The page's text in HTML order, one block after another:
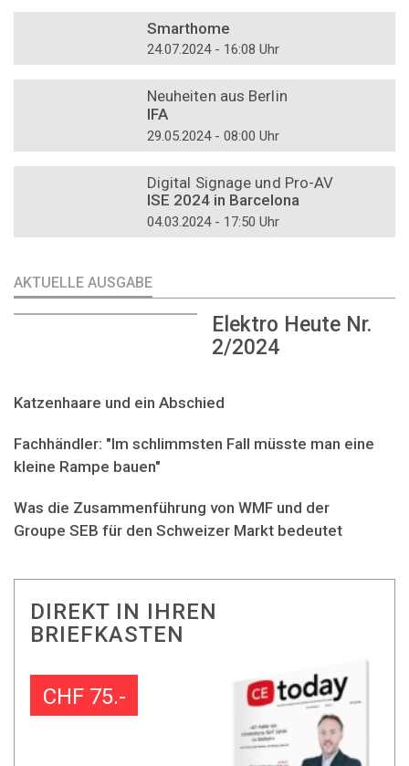
Smarthome
24.07.2024 - 16:08 Uhr
Neuheiten aus Berlin
IFA
29.05.2024 - 08:00 Uhr
Digital Signage und Pro-AV
ISE 2024 in Barcelona
04.03.2024 - 17:50 Uhr
AKTUELLE AUSGABE
Elektro Heute Nr.
2/2024
Katzenhaare und ein Abschied
Fachhändler: "Im schlimmsten Fall müsste man eine
kleine Rampe bauen"
Was die Zusammenführung von WMF und der
Groupe SEB für den Schweizer Markt bedeutet
DIREKT IN IHREN
BRIEFKASTEN
CHF 75.-